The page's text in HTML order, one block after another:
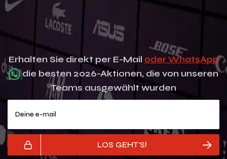
Erhalten Sie direkt per E-Mail oder WhatsApp
die besten 2026-Aktionen, die von unseren
Teams ausgewählt wurden
LOS GEHT'S!